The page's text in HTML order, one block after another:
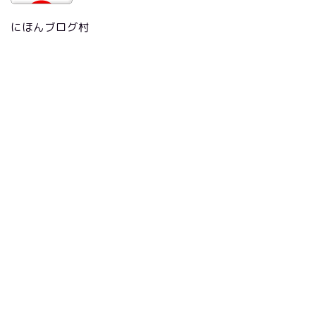
にほんブログ村